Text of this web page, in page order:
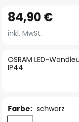
Anfang
der
springen
OSRAM LED-
IP44
84,90 €
inkl. MwSt.
Farbe: schwarz